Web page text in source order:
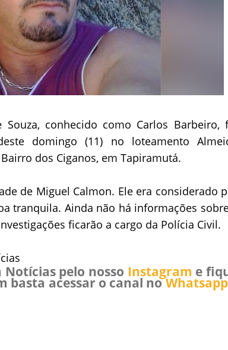
conhecido como Carlos Barbeiro,
domingo (11) no loteamento
dos Ciganos, em Tapiramutá.
de Miguel Calmon. Ele era considerado
tranquila. Ainda não há informações
ficarão a cargo da Polícia Civil.
Notícias pelo nosso Instagram e
basta acessar o canal noWhatsapp